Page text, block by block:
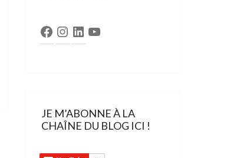
Facebook
Instagram
LinkedInYouTube
JE M’ABONNE À LA
CHAÎNE DU BLOG ICI !